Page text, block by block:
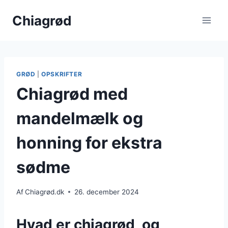
Chiagrød
GRØD |OPSKRIFTER
Chiagrød med
mandelmælk og
honning for ekstra
sødme
AfChiagrød.dk 26. december 2024
Hvad er chiagrød, og